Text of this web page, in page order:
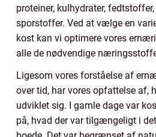
proteiner, kulhydrater,
sporstoffer. Ved at vælge en
kost kan vi optimere vores
alle de nødvendige
Ligesom vores forståelse af
over tid, har vores opfattelse af,
udviklet sig. I gamle dage var
på, hvad der var tilgængeligt i